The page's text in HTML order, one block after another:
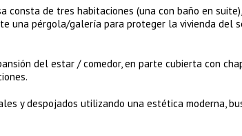
consta de tres habitaciones (una con baño en
una pérgola/galería para proteger la vivienda del
del estar / comedor, en parte cubierta con
y despojados utilizando una estética moderna,